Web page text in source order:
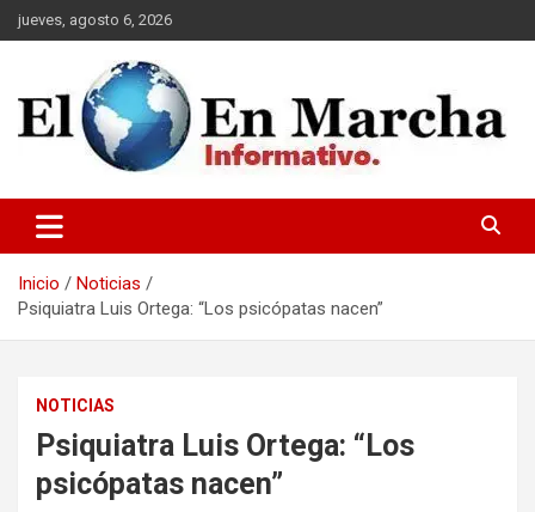
Saltar
al
jueves, agosto 6, 2026
elmundoenmarcha.net
Inicio
Noticias
Psiquiatra Luis Ortega: “Los psicópatas nacen”
NOTICIAS
Psiquiatra Luis Ortega: “Los
psicópatas nacen”